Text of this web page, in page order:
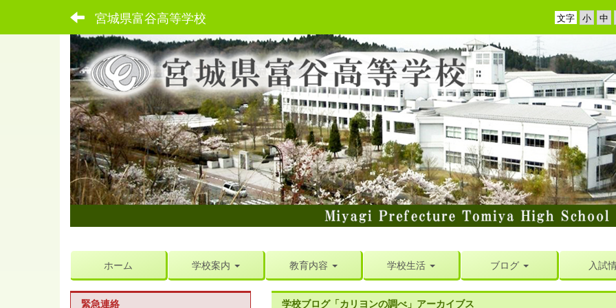
宮城県富谷高等学校 文字
ホーム 学校案内 教育内容 学校生活 ブログ 入試
学校ブログ「カリヨンの調べ」アーカイブス
緊急連絡